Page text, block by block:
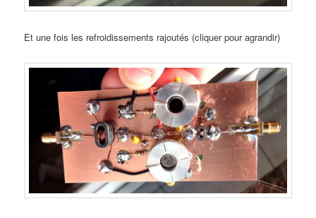
Et une fois les refroidissements rajoutés (cliquer pour agrandir)